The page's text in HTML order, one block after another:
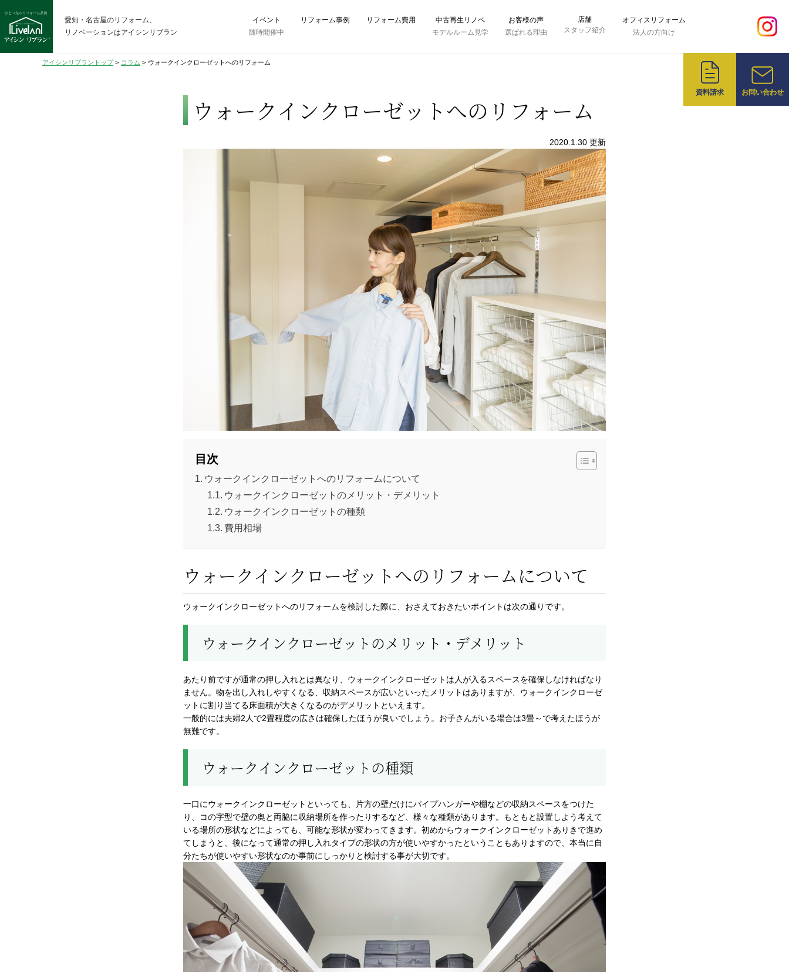
愛知・名古屋のリフォーム、
リノベーションはアイシンリブラン
イベント
随時開催中
リフォーム事例 リフォーム費用
中古再生リノベ
モデルルーム見学
お客様の声
選ばれる理由
店舗
スタッフ紹介
オフィスリフォーム
法人の方向け
資料請求 お問い合わせ
アイシンリブラントップ> コラム > ウォークインクローゼットへのリフォーム
ウォークインクローゼットへのリフォーム
2020.1.30 更新
目次
ウォークインクローゼットへのリフォームについて
ウォークインクローゼットのメリット・デメリット
ウォークインクローゼットの種類
費用相場
ウォークインクローゼットへのリフォームについて
ウォークインクローゼットへのリフォームを検討した際に、おさえておきたいポイントは次の通りです。
ウォークインクローゼットのメリット・デメリット
あたり前ですが通常の押し入れとは異なり、ウォークインクローゼットは人が入るスペースを確保しなければなり
ません。物を出し入れしやすくなる、収納スペースが広いといったメリットはありますが、ウォークインクローゼ
ットに割り当てる床面積が大きくなるのがデメリットといえます。
一般的には夫婦2人で2畳程度の広さは確保したほうが良いでしょう。お子さんがいる場合は3畳～で考えたほうが
無難です。
ウォークインクローゼットの種類
一口にウォークインクローゼットといっても、片方の壁だけにパイプハンガーや棚などの収納スペースをつけた
り、コの字型で壁の奥と両脇に収納場所を作ったりするなど、様々な種類があります。もともと設置しよう考えて
いる場所の形状などによっても、可能な形状が変わってきます。初めからウォークインクローゼットありきで進め
てしまうと、後になって通常の押し入れタイプの形状の方が使いやすかったということもありますので、本当に自
分たちが使いやすい形状なのか事前にしっかりと検討する事が大切です。